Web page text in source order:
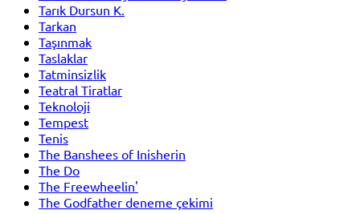
Tarık Dursun K.
Tarkan
Taşınmak
Taslaklar
Tatminsizlik
Teatral Tiratlar
Teknoloji
Tempest
Tenis
The Banshees of Inisherin
The Do
The Freewheelin'
The Godfather deneme çekimi